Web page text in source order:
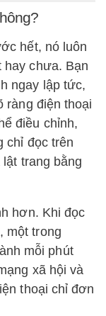
hết, nó luôn
hay chưa. Bạn
ngay lập tức,
ràng điện thoại
điều chỉnh,
chỉ đọc trên
trang bằng
hơn. Khi đọc
một trong
mỗi phút
xã hội và
thoại chỉ đơn